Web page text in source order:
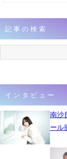
記事の検索
インタビュー
南沙
ール